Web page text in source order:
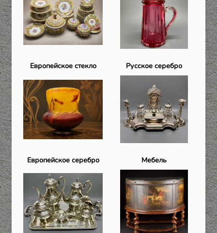
Европейское стекло Русское серебро
Европейское серебро Мебель